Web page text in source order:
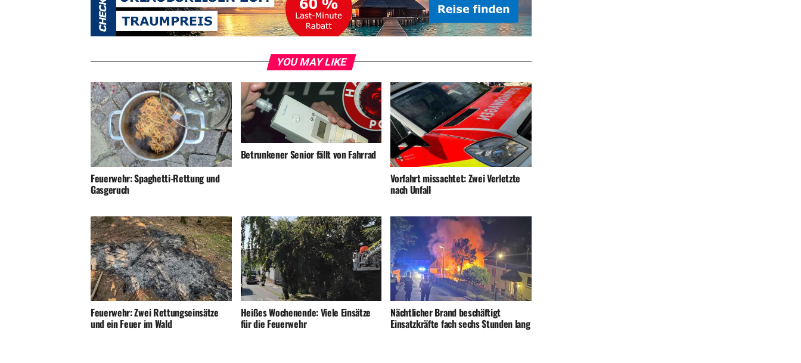
YOU MAY LIKE
Feuerwehr: Spaghetti-Rettung und
Gasgeruch
Betrunkener Senior fällt von Fahrrad
Vorfahrt missachtet: Zwei Verletzte
nach Unfall
Feuerwehr: Zwei Rettungseinsätze
und ein Feuer im Wald
Heißes Wochenende: Viele Einsätze
für die Feuerwehr
Nächtlicher Brand beschäftigt
Einsatzkräfte fach sechs Stunden lang